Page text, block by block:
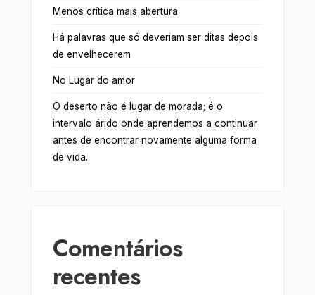
Menos crítica mais abertura
Há palavras que só deveriam ser ditas depois
de envelhecerem
No Lugar do amor
O deserto não é lugar de morada; é o
intervalo árido onde aprendemos a continuar
antes de encontrar novamente alguma forma
de vida.
Comentários
recentes